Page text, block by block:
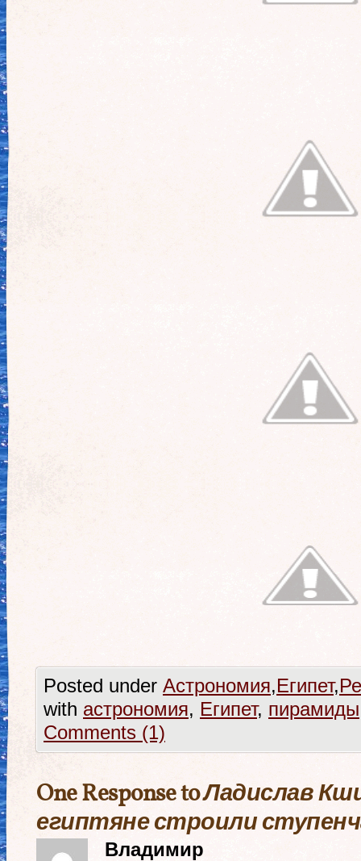
Posted under Астрономия,Египет,
with астрономия, Египет, пирамиды
Comments (1)
One Response toЛадислав
египтяне строили
Владимир